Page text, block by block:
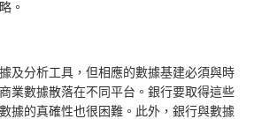
。
及分析工具，但相應的數據基建必須與時
業數據散落在不同平台。銀行要取得這些
據的真確性也很困難。此外，銀行與數據